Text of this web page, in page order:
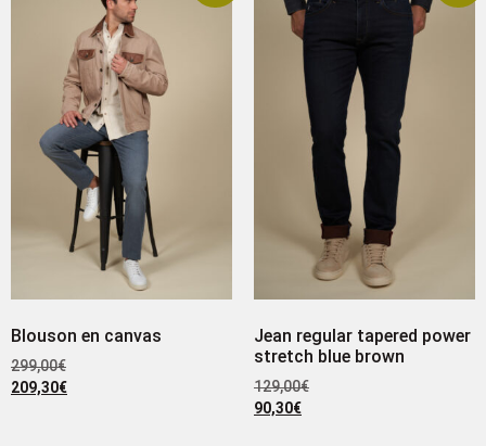
Blouson en canvas
299,00€
209,30€
Jean regular tapered power
stretch blue brown
129,00€
90,30€